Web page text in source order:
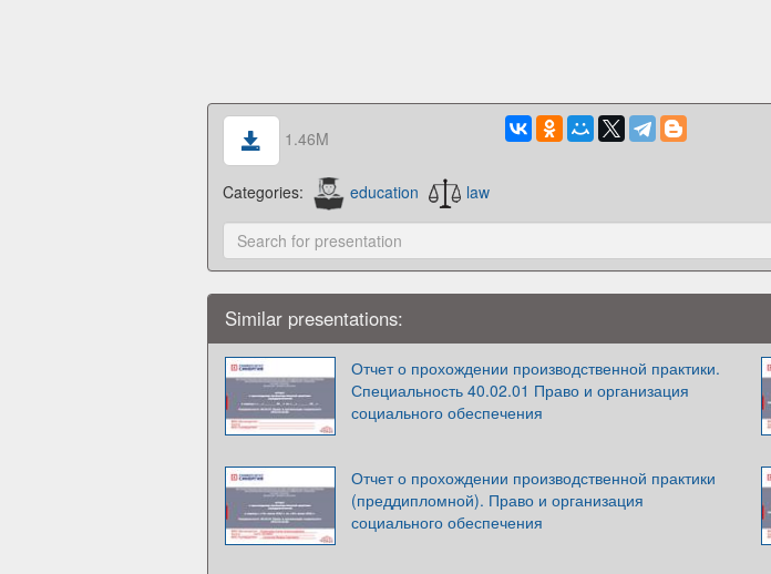
1.46M
Categories: education law
Similar presentations:
Отчет о прохождении производственной практики.
Специальность 40.02.01 Право и организация
социального обеспечения
Отчет о прохождении производственной практики
(преддипломной). Право и организация
социального обеспечения